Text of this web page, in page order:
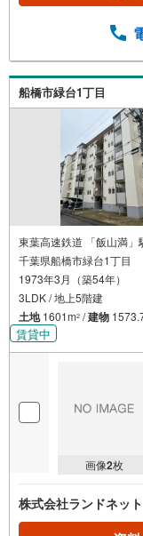
船橋市緑台1丁目
東葉高速鉄道 「飯山満」
千葉県船橋市緑台1丁目
1973年3月（築54年）
3LDK / 地上5階建
土地1601m2 /建物
賃貸中
画像2枚
株式会社ランドネット